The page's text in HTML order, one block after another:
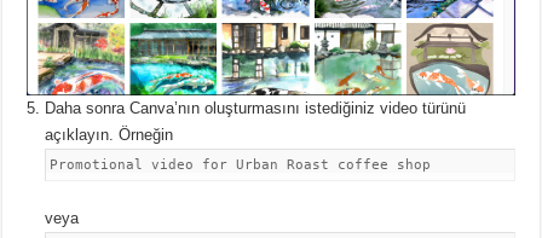
Daha sonra Canva’nın oluşturmasını istediğiniz video türünü
açıklayın.Örneğin
Promotional video for Urban Roast coffee shop
veya